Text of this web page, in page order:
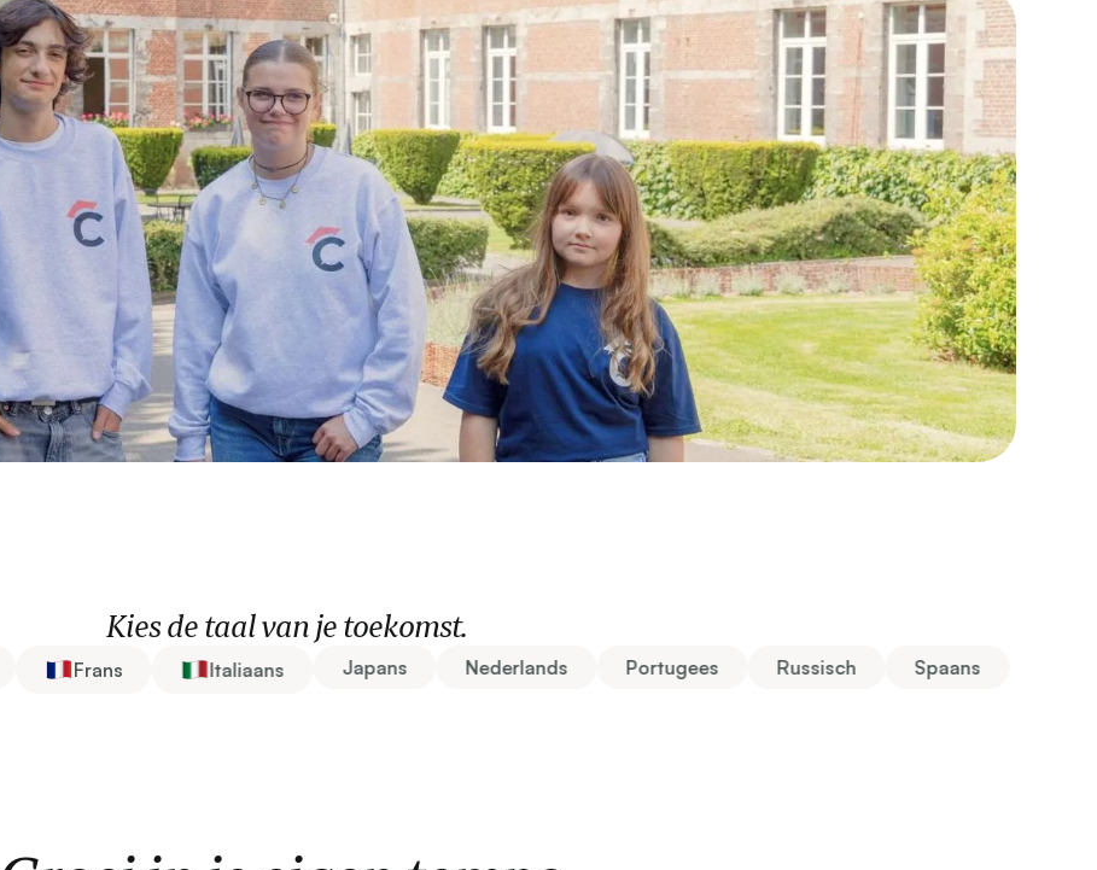
Kies de taal van je toekomst.
Frans Italiaans Japans Nederlands Portugees Russisch Spaans